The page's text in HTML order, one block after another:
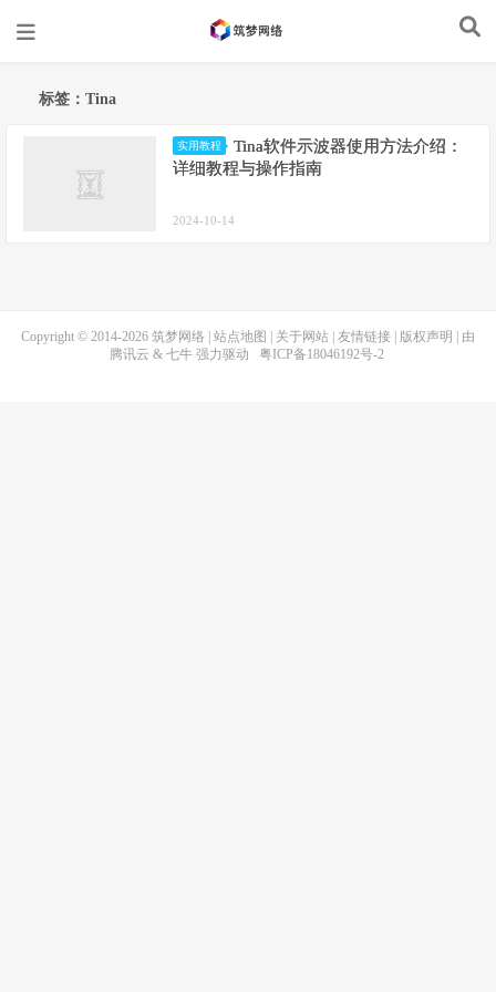
标签：Tina
实用教程
Tina软件示波器使用方法介绍：
详细教程与操作指南
2024-10-14
Copyright © 2014-2026 筑梦网络 站点地图 关于网站 友情链接 版权声明
| 由
腾讯云 & 七牛强力驱动 粤ICP备18046192号-2